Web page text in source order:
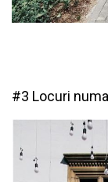
#3 Locuri